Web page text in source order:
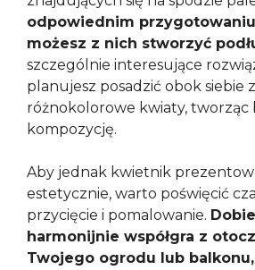
odpowiednim
możesz z nich stworzyć
szczególnie interesujące
planujesz posadzić obok siebie
różnokolorowe kwiaty, tworząc
kompozycję.
Aby jednak kwietnik
estetycznie, warto poświęcić
przycięcie i pomalowanie.
harmonijnie współgra z
Twojego ogrodu lub